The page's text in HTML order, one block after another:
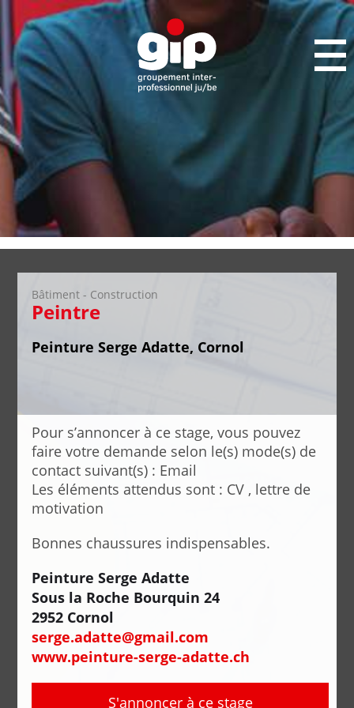
Bâtiment - Construction
Peintre
Peinture Serge Adatte, Cornol
Pour s’annoncer à ce stage, vous pouvez
faire votre demande selon le(s) mode(s) de
contact suivant(s) : Email
Les éléments attendus sont : CV , lettre de
motivation
Bonnes chaussures indispensables.
Peinture Serge Adatte
Sous la Roche Bourquin 24
2952 Cornol
serge.adatte@gmail.com
www.peinture-serge-adatte.ch
S'annoncer à ce stage